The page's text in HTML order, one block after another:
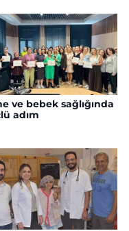
ve bebek sağlığında
adım